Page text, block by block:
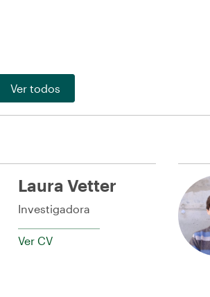
Ver todos
Laura Vetter
Investigadora
Ver CV